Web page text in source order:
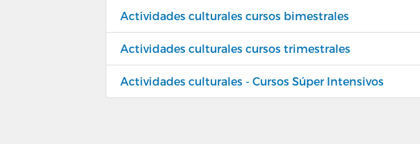
Actividades culturales cursos bimestrales
Actividades culturales cursos trimestrales
Actividades culturales - Cursos Súper Intensivos